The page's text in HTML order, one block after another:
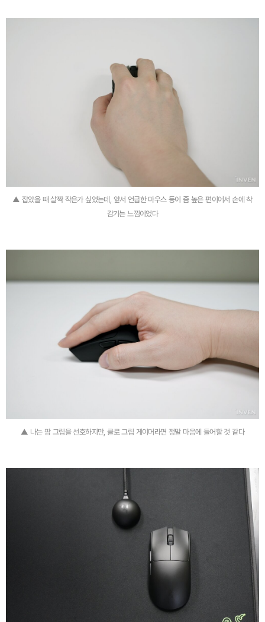
▲ 잡았을 때 살짝 작은가 싶었는데, 앞서 언급한 마우스 등이 좀 높은 편이어서 손에 착
감기는 느낌이었다
▲ 나는 팜 그립을 선호하지만, 클로 그립 게이머라면 정말 마음에 들어할 것 같다